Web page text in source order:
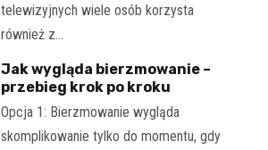
telewizyjnych wiele osób korzysta
również z…
Jak wygląda bierzmowanie –
przebieg krok po kroku
Opcja 1: Bierzmowanie wygląda
skomplikowanie tylko do momentu, gdy